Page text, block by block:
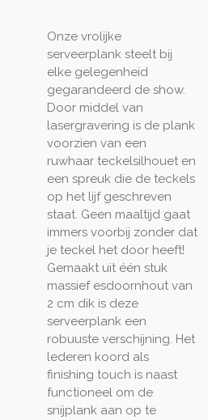
Onze vrolijke
serveerplank steelt bij
elke gelegenheid
gegarandeerd de show.
Door middel van
lasergravering is de plank
voorzien van een
ruwhaar teckelsilhouet en
een spreuk die de teckels
op het lijf geschreven
staat. Geen maaltijd gaat
immers voorbij zonder dat
je teckel het door heeft!
Gemaakt uit één stuk
massief esdoornhout van
2 cm dik is deze
serveerplank een
robuuste verschijning. Het
lederen koord als
finishing touch is naast
functioneel om de
snijplank aan op te